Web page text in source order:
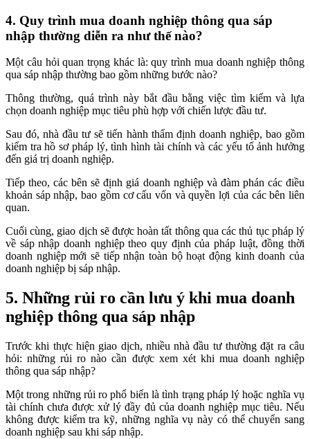
4. Quy trình mua doanh nghiệp thông qua sáp
nhập thường diễn ra như thế nào?
Một câu hỏi quan trọng khác là: quy trình mua doanh nghiệp thông
qua sáp nhập thường bao gồm những bước nào?
Thông thường, quá trình này bắt đầu bằng việc tìm kiếm và lựa
chọn doanh nghiệp mục tiêu phù hợp với chiến lược đầu tư.
Sau đó, nhà đầu tư sẽ tiến hành thẩm định doanh nghiệp, bao gồm
kiểm tra hồ sơ pháp lý, tình hình tài chính và các yếu tố ảnh hưởng
đến giá trị doanh nghiệp.
Tiếp theo, các bên sẽ định giá doanh nghiệp và đàm phán các điều
khoản sáp nhập, bao gồm cơ cấu vốn và quyền lợi của các bên liên
quan.
Cuối cùng, giao dịch sẽ được hoàn tất thông qua các thủ tục pháp lý
về sáp nhập doanh nghiệp theo quy định của pháp luật, đồng thời
doanh nghiệp mới sẽ tiếp nhận toàn bộ hoạt động kinh doanh của
doanh nghiệp bị sáp nhập.
5. Những rủi ro cần lưu ý khi mua doanh
nghiệp thông qua sáp nhập
Trước khi thực hiện giao dịch, nhiều nhà đầu tư thường đặt ra câu
hỏi: những rủi ro nào cần được xem xét khi mua doanh nghiệp
thông qua sáp nhập?
Một trong những rủi ro phổ biến là tình trạng pháp lý hoặc nghĩa vụ
tài chính chưa được xử lý đầy đủ của doanh nghiệp mục tiêu. Nếu
không được kiểm tra kỹ, những nghĩa vụ này có thể chuyển sang
doanh nghiệp sau khi sáp nhập.